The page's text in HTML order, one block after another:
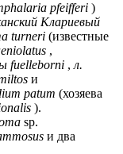
pfeifferi )
Клариевый
turneri (известные
,
fuelleborni , л.
и
patum (хозяева
).
sp.
и два